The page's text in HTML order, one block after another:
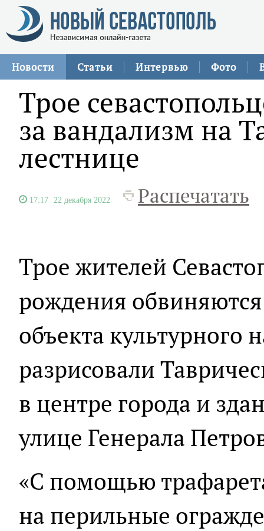
Новости Статьи Интервью Фото
Трое
за вандализм на
лестнице
17:17 22 декабря 2022 Распечатать
Трое жителей
рождения
объекта культурного
разрисовали
в центре города и
улице Генерала
«С помощью
на перильные